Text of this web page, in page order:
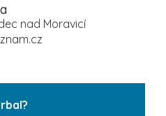
nad Moravicí